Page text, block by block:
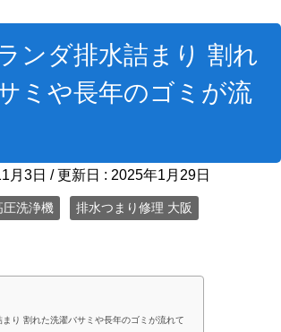
ンダ排水詰まり 割れ
ミや長年のゴミが流
月3日 / 更新日 : 2025年1月29日
洗浄機 排水つまり修理 大阪
まり 割れた洗濯バサミや長年のゴミが流れて